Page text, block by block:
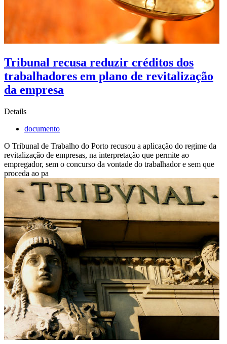
Tribunal recusa reduzir créditos dos
trabalhadores em plano de revitalização
da empresa
Details
documento
O Tribunal de Trabalho do Porto recusou a aplicação do regime da
revitalização de empresas, na interpretação que permite ao
empregador, sem o concurso da vontade do trabalhador e sem que
proceda ao pa